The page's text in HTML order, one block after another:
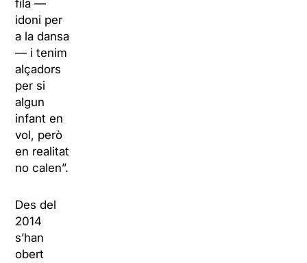
fila —
idoni per
a la dansa
— i tenim
alçadors
per si
algun
infant en
vol, però
en realitat
no calen”.
Des del
2014
s’han
obert